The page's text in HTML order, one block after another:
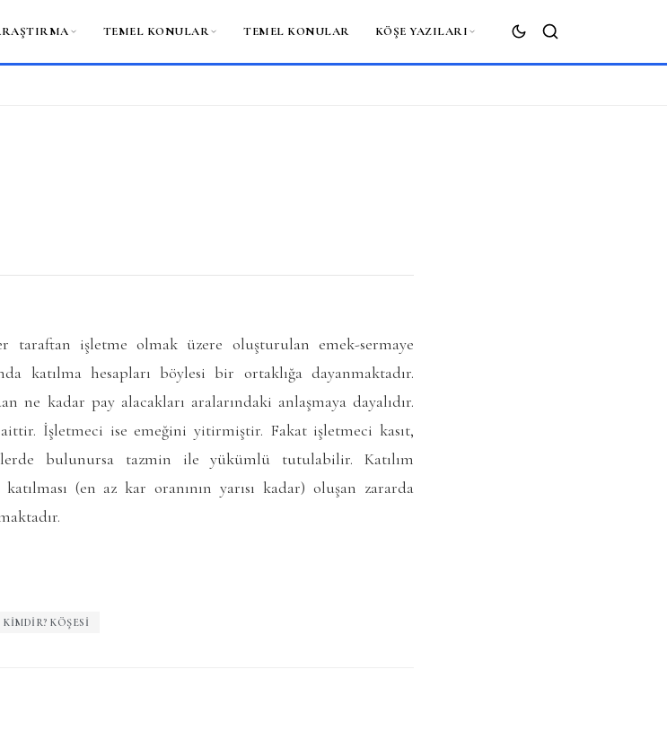
TEMEL KONULAR TEMEL KONULAR KÖŞE YAZILARI
ARA
işletme olmak üzere oluşturulan emek-sermaye
katılma hesapları böylesi bir ortaklığa dayanmaktadır.
ne kadar pay alacakları aralarındaki anlaşmaya dayalıdır.
İşletmeci ise emeğini yitirmiştir. Fakat işletmeci kasıt,
bulunursa tazmin ile yükümlü tutulabilir. Katılım
(en az kar oranının yarısı kadar) oluşan zararda
KIMDIR? KÖŞESI